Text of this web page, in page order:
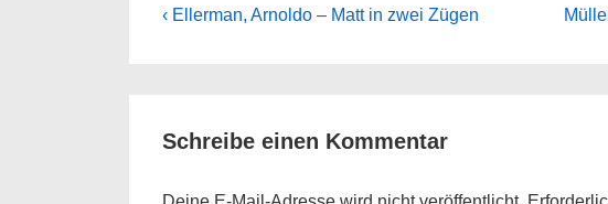
Beitragsnavigation
Previous
‹ Ellerman, Arnoldo – Matt in zwei Zügen
Next
Schreibe einen Kommentar